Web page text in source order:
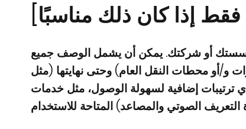
إذا كان ذلك مناسبًا]
أو شركتك. يمكن أن يشمل الوصف جميع
و/أو محطات النقل العام) وحتى نهايتها (مثل
ترتيبات إضافية لسهولة الوصول، مثل خدمات